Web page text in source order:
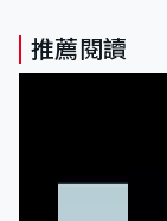
推薦閱讀